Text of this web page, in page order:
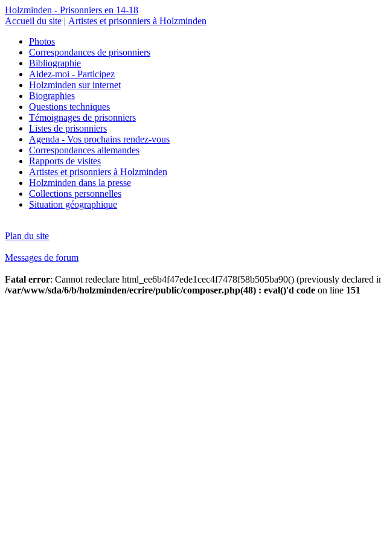
Holzminden - Prisonniers en 14-18
Accueil du site | Artistes et prisonniers à Holzminden
Photos
Correspondances de prisonniers
Bibliographie
Aidez-moi - Participez
Holzminden sur internet
Biographies
Questions techniques
Témoignages de prisonniers
Listes de prisonniers
Agenda - Vos prochains rendez-vous
Correspondances allemandes
Rapports de visites
Artistes et prisonniers à Holzminden
Holzminden dans la presse
Collections personnelles
Situation géographique
Plan du site
Messages de forum
Fatal error: Cannot redeclare html_ee6b4f47ede1cec4f7478f58b505ba90() (previously
/var/www/sda/6/b/holzminden/ecrire/public/composer.php(48) : eval()'d code on line 151